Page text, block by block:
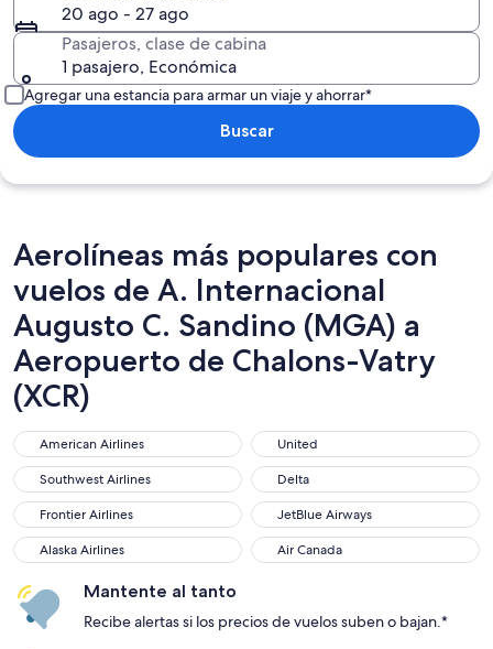
20 ago - 27 ago
Pasajeros, clase de cabina
1 pasajero, Económica
Agregar una estancia para armar un viaje y ahorrar*
Buscar
Aerolíneas más populares con
vuelos de A. Internacional
Augusto C. Sandino (MGA) a
Aeropuerto de Chalons-Vatry
(XCR)
American Airlines
American Airlines United
United
Southwest Airlines
Southwest Airlines Delta
Delta
Frontier Airlines
Frontier Airlines JetBlue Airways
JetBlue Airways
Alaska Airlines
Alaska Airlines Air Canada
Air Canada
Mantente al tanto
Recibe alertas si los precios de vuelos suben o bajan.*